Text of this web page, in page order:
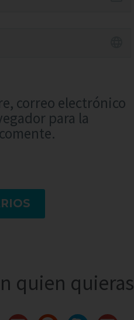
correo electrónico
para la
quien quieras